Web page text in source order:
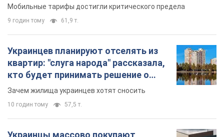
Мобильные тарифы достигли критического предела
9 годин тому 61,9 т.
Украинцев планируют отселять из
квартир: "слуга народа" рассказала,
кто будет принимать решение о
сносе домов
Зачем жилища украинцев хотят сносить
10 годин тому 57,5 т.